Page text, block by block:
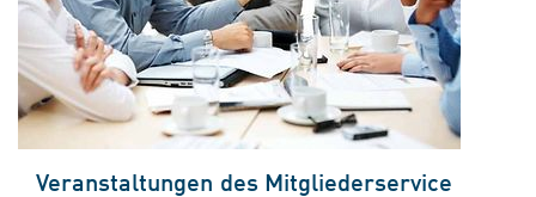
Veranstaltungen des Mitgliederservice